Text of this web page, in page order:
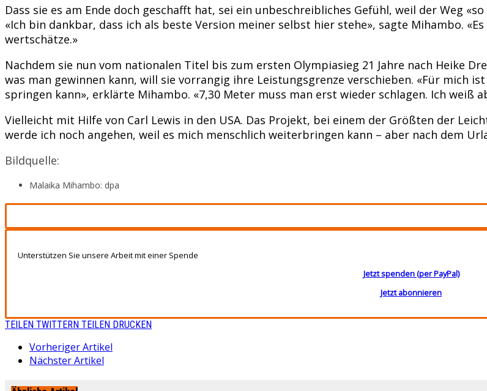
Dass sie es am Ende doch geschafft hat, sei ein unbeschreibliches Gefühl, weil der Weg
«Ich bin dankbar, dass ich als beste Version meiner selbst hier stehe», sagte Mihambo.
wertschätze.»
Nachdem sie nun vom nationalen Titel bis zum ersten Olympiasieg 21 Jahre nach Heike
was man gewinnen kann, will sie vorrangig ihre Leistungsgrenze verschieben. «Für mich
springen kann», erklärte Mihambo. «7,30 Meter muss man erst wieder schlagen. Ich weiß
Vielleicht mit Hilfe von Carl Lewis in den USA. Das Projekt, bei einem der Größten der
werde ich noch angehen, weil es mich menschlich weiterbringen kann – aber nach dem
Bildquelle:
Malaika Mihambo: dpa
Unterstützen Sie unsere Arbeit mit einer Spende
Jetzt spenden (per PayPal)
Jetzt abonnieren
TEILEN TWITTERN TEILEN DRUCKEN
Vorheriger Artikel
Nächster Artikel